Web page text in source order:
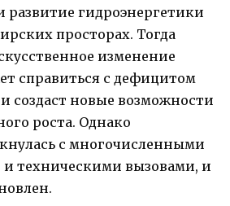
развитие гидроэнергетики
просторах. Тогда
изменение
справиться с дефицитом
создаст новые возможности
роста. Однако
с многочисленными
и техническими вызовами, и